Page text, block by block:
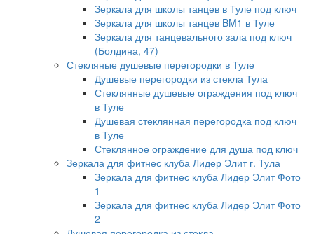
Зеркала для школы танцев в Туле под ключ
Зеркала для школы танцев BM1 в Туле
Зеркала для танцевального зала под ключ
(Болдина, 47)
Стекляные душевые перегородки в Туле
Душевые перегородки из стекла Тула
Стеклянные душевые ограждения под ключ
в Туле
Душевая стеклянная перегородка под ключ
в Туле
Стеклянное ограждение для душа под ключ
Зеркала для фитнес клуба Лидер Элит г. Тула
Зеркала для фитнес клуба Лидер Элит Фото
1
Зеркала для фитнес клуба Лидер Элит Фото
2